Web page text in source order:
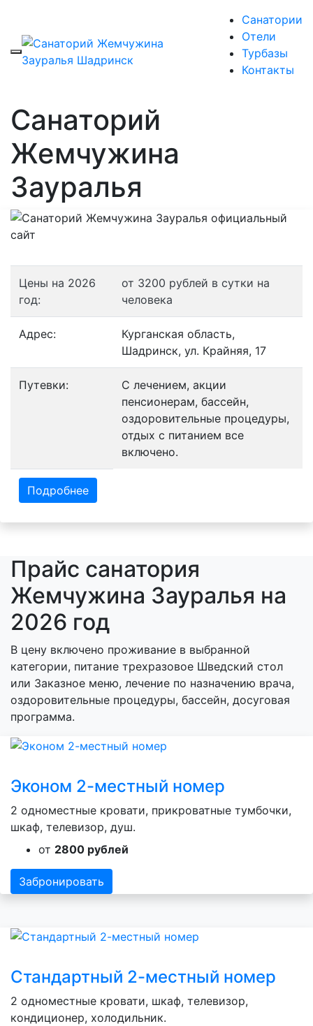
Санатории
Отели
Турбазы
Контакты
Санаторий
Жемчужина
Зауралья
Цены на 2026
год:
от 3200 рублей в сутки на
человека
Адрес:
Курганская область,
Шадринск, ул. Крайняя, 17
Путевки:
С лечением, акции
пенсионерам, бассейн,
оздоровительные процедуры,
отдых с питанием все
включено.
Подробнее
Прайс санатория
Жемчужина Зауралья на
2026 год
В цену включено проживание в выбранной
категории, питание трехразовое Шведский стол
или Заказное меню, лечение по назначению врача,
оздоровительные процедуры, бассейн, досуговая
программа.
Эконом 2-местный номер
2 одноместные кровати, прикроватные тумбочки,
шкаф, телевизор, душ.
от 2800 рублей
Забронировать
Стандартный 2-местный номер
2 одноместные кровати, шкаф, телевизор,
кондиционер, холодильник.